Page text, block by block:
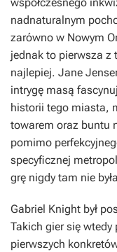
nadnaturalnym
zarówno w Nowym
jednak to pierwsza z
najlepiej. Jane
intrygę masą
historii tego miasta,
towarem oraz buntu
pomimo
specyficznej
grę nigdy tam nie
Gabriel Knight był
Takich gier się wtedy
pierwszych